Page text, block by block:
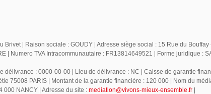
| Raison sociale : GOUDY | Adresse siège social : 15 Rue du Bouffay
| Numero TVA Intracommunautaire : FR13814649521 | Forme juridique :
délivrance : 0000-00-00 | Lieu de délivrance : NC | Caisse de garantie
75008 PARIS | Montant de la garantie financière : 120 000 | Nom du
000 NANCY | Adresse du site : mediation@vivons-mieux-ensemble.fr |